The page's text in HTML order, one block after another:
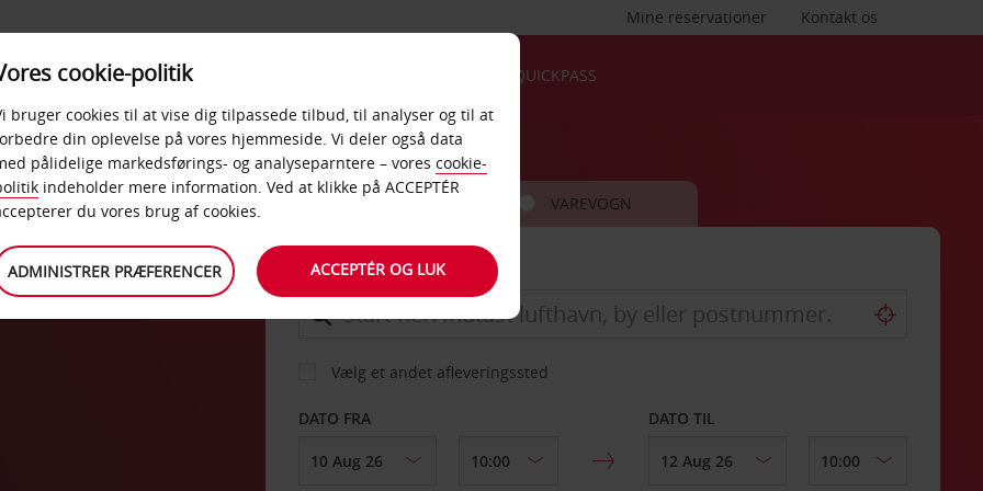
Kontakt os
Mine reservationer
PRODUKTER &
KONTORER
QUICKPASS
BIL VAREVOGN
AFHENT FRA
Vælg et andet afleveringssted
DATO FRA DATO TIL
cookie-politik
bruger cookies til at vise dig tilpassede tilbud, til analyser og til at
din oplevelse på vores hjemmeside. Vi deler også data
pålidelige markedsførings- og analyseparntere – vores cookie-
indeholder mere information. Ved at klikke på ACCEPTÉR
du vores brug af cookies.
ADMINISTRER PRÆFERENCER ACCEPTÉR OG LUK